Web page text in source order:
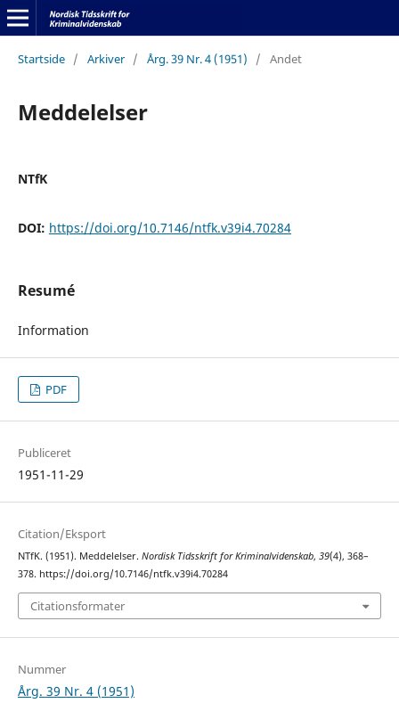
Startside / Arkiver / Årg. 39 Nr. 4 (1951) / Andet
Meddelelser
NTfK
DOI: https://doi.org/10.7146/ntfk.v39i4.70284
Resumé
Information
PDF
Publiceret
1951-11-29
Citation/Eksport
NTfK. (1951). Meddelelser. Nordisk Tidsskrift for Kriminalvidenskab, 39(4), 368–
378. https://doi.org/10.7146/ntfk.v39i4.70284
Citationsformater
Nummer
Årg. 39 Nr. 4 (1951)